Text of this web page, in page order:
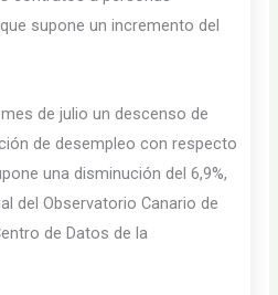
supone un incremento del
de julio un descenso de
de desempleo con respecto
una disminución del 6,9%,
del Observatorio Canario de
de Datos de la